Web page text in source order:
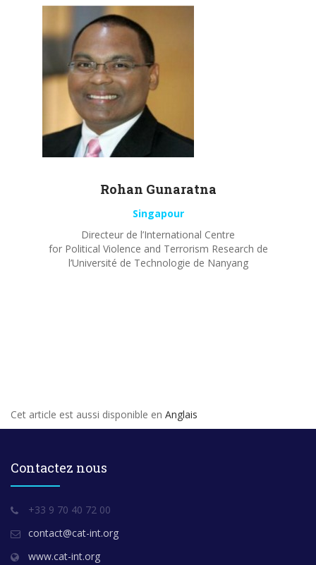
Rohan Gunaratna
Singapour
Directeur de l’International Centre
for Political Violence and Terrorism Research de
l’Université de Technologie de Nanyang
Cet article est aussi disponible en Anglais
Contactez nous
+33 9 70 40 72 00
contact@cat-int.org
www.cat-int.org